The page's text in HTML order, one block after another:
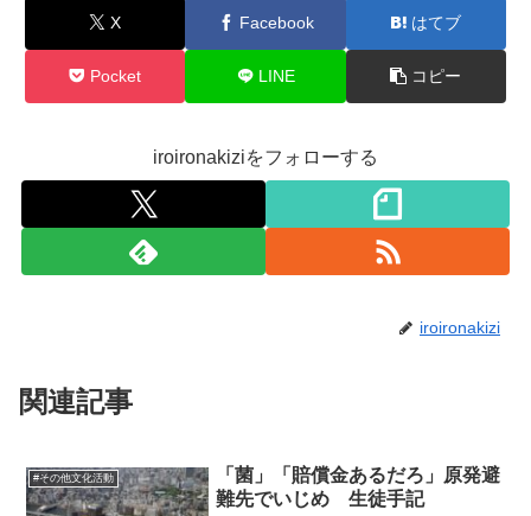
X Facebook はてブ
Pocket LINE コピー
iroironakiziをフォローする
iroironakizi
関連記事
#その他文化活動
「菌」「賠償金あるだろ」原発避
難先でいじめ 生徒手記